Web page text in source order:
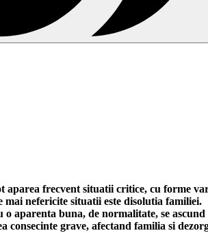
frecvent situatii critice, cu forme
nefericite situatii este disolutia familiei.
aparenta buna, de normalitate, se
consecinte grave, afectand familia si